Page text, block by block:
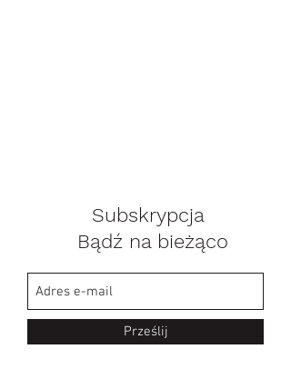
Subskrypcja
Bądź na bieżąco